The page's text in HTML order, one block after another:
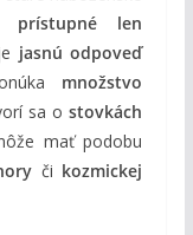
prístupné len
jasnú odpoveď
množstvo
sa ostovkách
mať podobu
či kozmickej